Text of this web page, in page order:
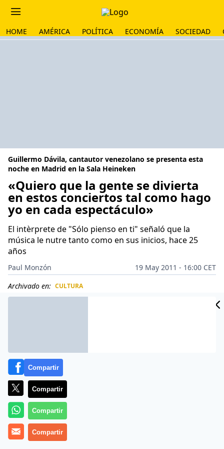
HOME AMÉRICA POLÍTICA ECONOMÍA SOCIEDAD
Guillermo Dávila, cantautor venezolano se presenta esta
noche en Madrid en la Sala Heineken
«Quiero que la gente se divierta
en estos conciertos tal como hago
yo en cada espectáculo»
El intèrprete de "Sólo pienso en ti" señaló que la
música le nutre tanto como en sus inicios, hace 25
años
Paul Monzón
19 May 2011 - 16:00 CET
Archivado en: CULTURA
Compartir
Compartir
Compartir
Compartir